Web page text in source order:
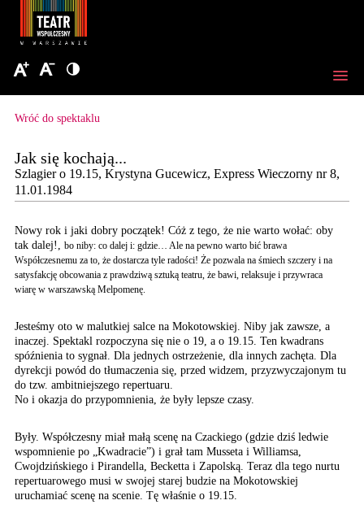
Wróć do spektaklu
Jak się kochają...
Szlagier o 19.15, Krystyna Gucewicz, Express Wieczorny nr 8,
11.01.1984
Nowy rok i jaki dobry początek! Cóż z tego, że nie warto wołać: oby
tak dalej!, bo niby: co dalej i: gdzie… Ale na pewno warto bić brawa
Współczesnemu za to, że dostarcza tyle radości! Że pozwala na śmiech szczery i na
satysfakcję obcowania z prawdziwą sztuką teatru, że bawi, relaksuje i przywraca
wiarę w war­szawską Melpomenę.
Jesteśmy oto w malutkiej salce na Mokotowskiej. Niby jak zawsze, a
inaczej. Spektakl rozpoczyna się nie o 19, a o 19.15. Ten kwadrans
spóźnienia to sygnał. Dla jednych ostrze­żenie, dla innych zachęta. Dla
dy­rekcji powód do tłumaczenia się, przed widzem, przyzwyczajonym tu
do tzw. ambitniejszego repertuaru.
No i okazja do przypomnienia, że były lepsze czasy.
Były. Współczesny miał małą sce­nę na Czackiego (gdzie dziś ledwie
wspomnienie po „Kwadracie”) i grał tam Musseta i Williamsa,
Cwojdziń­skiego i Pirandella, Becketta i Za­polską. Teraz dla tego nurtu
reper­tuarowego musi w swojej starej bu­dzie na Mokotowskiej
uruchamiać scenę na scenie. Tę właśnie o 19.15.